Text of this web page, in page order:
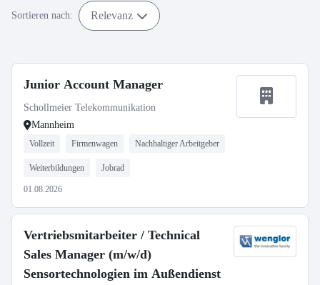
Sortieren nach: Relevanz
Junior Account Manager
Schollmeier Telekommunikation
Mannheim
Vollzeit Firmenwagen Nachhaltiger Arbeitgeber
Weiterbildungen Jobrad
01.08.2026
Vertriebsmitarbeiter / Technical
Sales Manager (m/w/d)
Sensortechnologien im Außendienst